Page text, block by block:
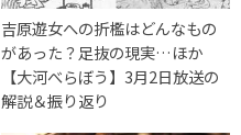
吉原遊女への折檻はどんなもの
があった？足抜の現実…ほか
【大河べらぼう】3月2日放送の
解説＆振り返り